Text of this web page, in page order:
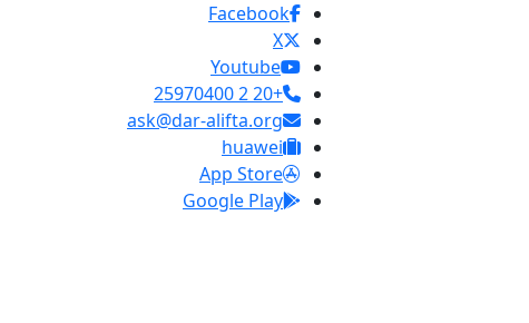
Facebook
X
Youtube
+20 2 25970400
ask@dar-alifta.org
huawei
App Store
Google Play